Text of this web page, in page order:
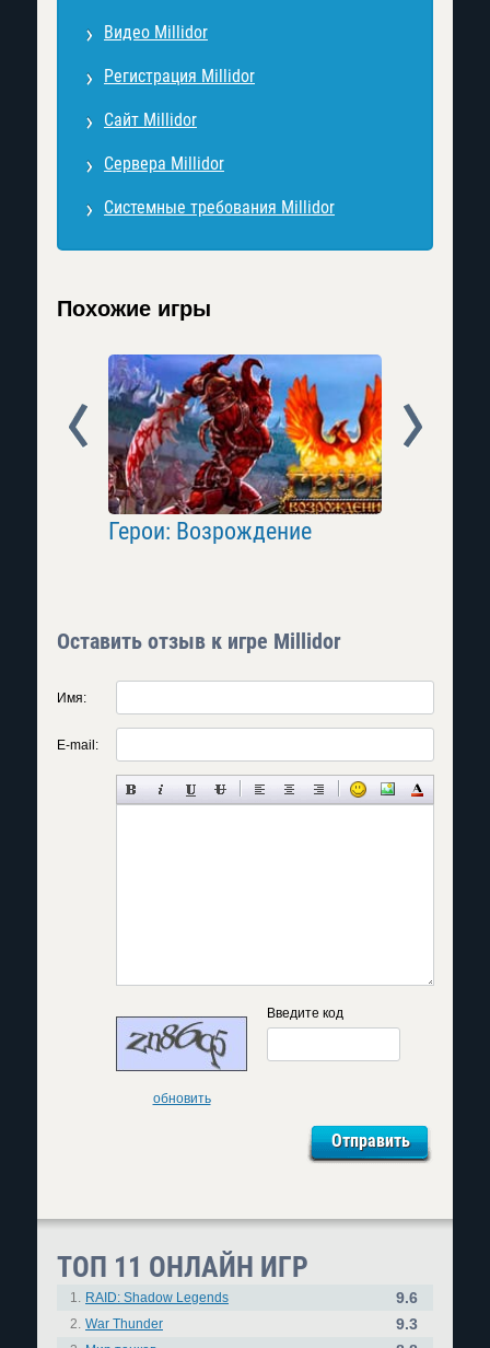
Видео Millidor
Регистрация Millidor
Сайт Millidor
Сервера Millidor
Системные требования Millidor
Похожие игры
Герои: Возрождение
Оставить отзыв к игре Millidor
Имя:
E-mail:
обновить
Введите код
ТОП 11 ОНЛАЙН ИГР
1. RAID: Shadow Legends 9.6
2. War Thunder 9.3